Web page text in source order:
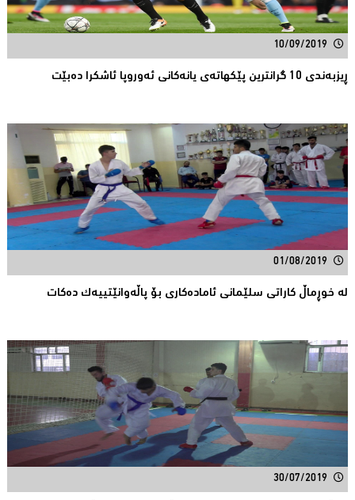
10/09/2019
ڕیزبەندی 10 گرانترین پێکهاتەی یانەکانی ئەوروپا ئاشکرا دەبێت
01/08/2019
له‌ خوڕماڵ كاراتی سلێمانی ئاماده‌كاری بۆ پاڵه‌وانێتییه‌ك ده‌كات
30/07/2019